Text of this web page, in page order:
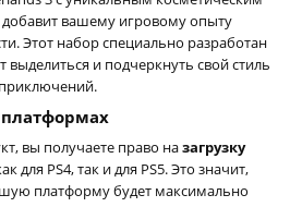
вашему игровому опыту
Этот набор специально разработан
выделиться и подчеркнуть свой стиль
платформах
вы получаете право назагрузку
для PS4, так и для PS5. Это значит,
платформу будет максимально